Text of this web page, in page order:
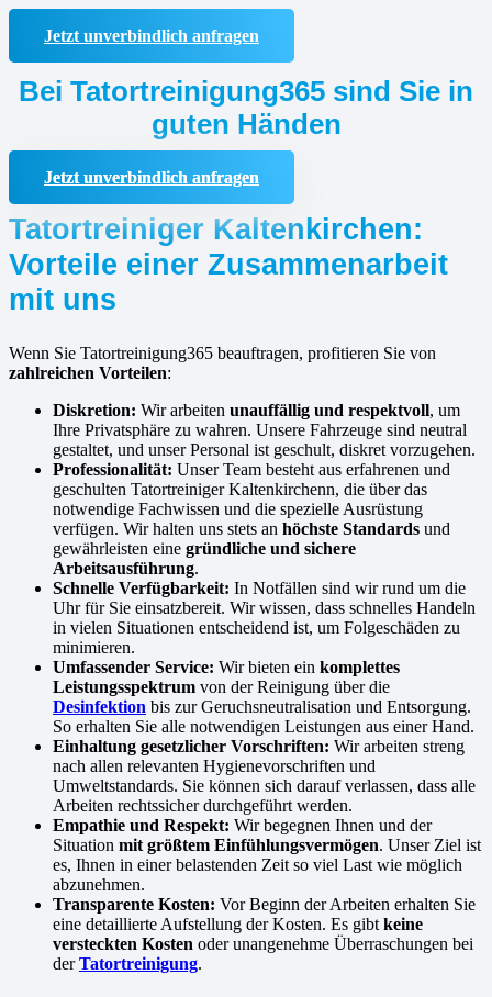
Jetzt unverbindlich anfragen
Bei Tatortreinigung365 sind Sie in
guten Händen
Jetzt unverbindlich anfragen
Tatortreiniger Kaltenkirchen:
Vorteile einer Zusammenarbeit
mit uns
Wenn Sie Tatortreinigung365 beauftragen, profitieren Sie von
zahlreichen Vorteilen:
Diskretion: Wir arbeiten unauffällig und respektvoll, um
Ihre Privatsphäre zu wahren. Unsere Fahrzeuge sind neutral
gestaltet, und unser Personal ist geschult, diskret vorzugehen.
Professionalität: Unser Team besteht aus erfahrenen und
geschulten Tatortreiniger Kaltenkirchenn, die über das
notwendige Fachwissen und die spezielle Ausrüstung
verfügen. Wir halten uns stets an höchste Standards und
gewährleisten eine gründliche und sichere
Arbeitsausführung.
Schnelle Verfügbarkeit: In Notfällen sind wir rund um die
Uhr für Sie einsatzbereit. Wir wissen, dass schnelles Handeln
in vielen Situationen entscheidend ist, um Folgeschäden zu
minimieren.
Umfassender Service: Wir bieten ein komplettes
Leistungsspektrum von der Reinigung über die
Desinfektion bis zur Geruchsneutralisation und Entsorgung.
So erhalten Sie alle notwendigen Leistungen aus einer Hand.
Einhaltung gesetzlicher Vorschriften: Wir arbeiten streng
nach allen relevanten Hygienevorschriften und
Umweltstandards. Sie können sich darauf verlassen, dass alle
Arbeiten rechtssicher durchgeführt werden.
Empathie und Respekt: Wir begegnen Ihnen und der
Situation mit größtem Einfühlungsvermögen. Unser Ziel ist
es, Ihnen in einer belastenden Zeit so viel Last wie möglich
abzunehmen.
Transparente Kosten: Vor Beginn der Arbeiten erhalten Sie
eine detaillierte Aufstellung der Kosten. Es gibt keine
versteckten Kosten oder unangenehme Überraschungen bei
derTatortreinigung.